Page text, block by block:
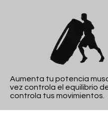
Aumenta tu potencia
vez controla el equilibrio
controla tus movimientos.